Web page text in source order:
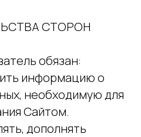
СТОРОН
обязан:
информацию о
необходимую для
Сайтом.
дополнять